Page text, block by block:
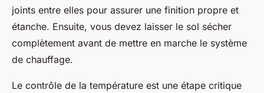
joints entre elles pour assurer une finition propre et
étanche. Ensuite, vous devez laisser le sol sécher
complètement avant de mettre en marche le système
de chauffage.
Le contrôle de la température est une étape critique